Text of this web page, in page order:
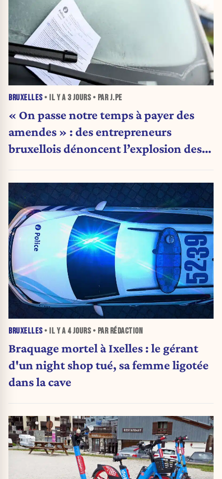
BRUXELLES• IL Y A 3 JOURS• PAR J.PE
« On passe notre temps à payer des
amendes » : des entrepreneurs
bruxellois dénoncent l’explosion des
BRUXELLES• IL Y A 4 JOURS• PAR RÉDACTION
Braquage mortel à Ixelles : le gérant
d'un night shop tué, sa femme ligotée
dans la cave